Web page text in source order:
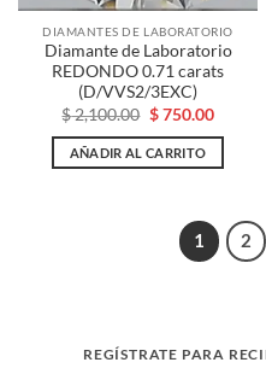
DIAMANTES DE LABORATORIO
Diamante de Laboratorio
REDONDO 0.71 carats
(D/VVS2/3EXC)
$2,100.00 El
original
era:
$750.00El
actual
AÑADIR AL CARRITO
1 2
REGÍSTRATE PARA